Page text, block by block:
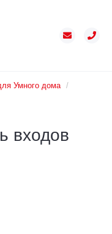
Умного дома /
входов